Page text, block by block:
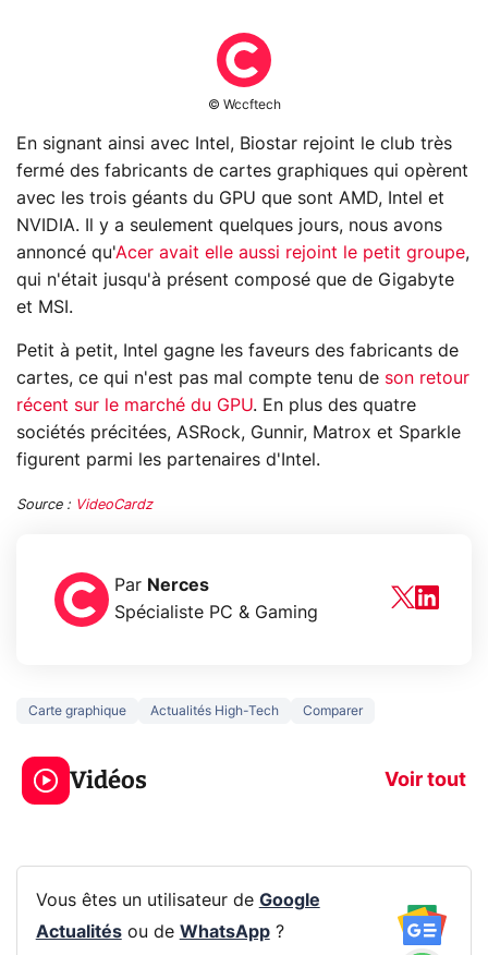
© Wccftech
En signant ainsi avec Intel, Biostar rejoint le club très
fermé des fabricants de cartes graphiques qui opèrent
avec les trois géants du GPU que sont AMD, Intel et
NVIDIA. Il y a seulement quelques jours, nous avons
annoncé qu'Acer avait elle aussi rejoint le petit groupe,
qui n'était jusqu'à présent composé que de Gigabyte
et MSI.
Petit à petit, Intel gagne les faveurs des fabricants de
cartes, ce qui n'est pas mal compte tenu de son retour
récent sur le marché du GPU. En plus des quatre
sociétés précitées, ASRock, Gunnir, Matrox et Sparkle
figurent parmi les partenaires d'Intel.
Source : VideoCardz
Par Nerces
Spécialiste PC & Gaming
Carte graphique Actualités High-Tech Comparer
Vidéos Voir tout
3 écrans en 1 pour
319€ ? Voici L'AOC
CQ32G4ZA !
5
prochaine
Vous êtes un utilisateur de Google
Actualitésou de WhatsApp?